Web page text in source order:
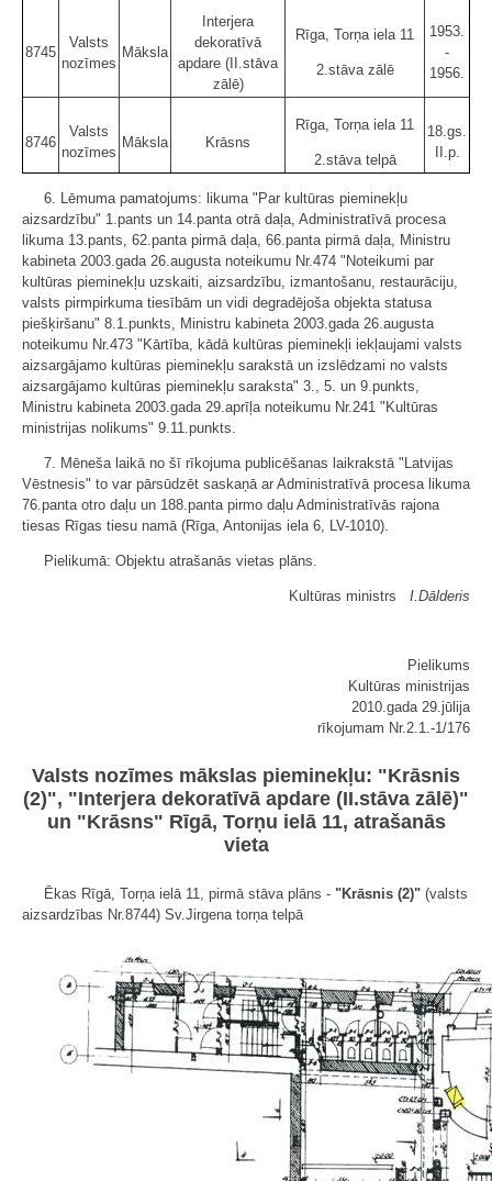
8745
Valsts
nozīmes
Māksla
Interjera
dekoratīvā
apdare (II.stāva
zālē)
Rīga, Torņa iela 11
2.stāva zālē
1953.
-
1956.
8746
Valsts
nozīmes
Māksla Krāsns
Rīga, Torņa iela 11
2.stāva telpā
18.gs.
II.p.
6. Lēmuma pamatojums: likuma "Par kultūras pieminekļu
aizsardzību" 1.pants un 14.panta otrā daļa, Administratīvā procesa
likuma 13.pants, 62.panta pirmā daļa, 66.panta pirmā daļa, Ministru
kabineta 2003.gada 26.augusta noteikumu Nr.474 "Noteikumi par
kultūras pieminekļu uzskaiti, aizsardzību, izmantošanu, restaurāciju,
valsts pirmpirkuma tiesībām un vidi degradējoša objekta statusa
piešķiršanu" 8.1.punkts, Ministru kabineta 2003.gada 26.augusta
noteikumu Nr.473 "Kārtība, kādā kultūras pieminekļi iekļaujami valsts
aizsargājamo kultūras pieminekļu sarakstā un izslēdzami no valsts
aizsargājamo kultūras pieminekļu saraksta" 3., 5. un 9.punkts,
Ministru kabineta 2003.gada 29.aprīļa noteikumu Nr.241 "Kultūras
ministrijas nolikums" 9.11.punkts.
7. Mēneša laikā no šī rīkojuma publicēšanas laikrakstā "Latvijas
Vēstnesis" to var pārsūdzēt saskaņā ar Administratīvā procesa likuma
76.panta otro daļu un 188.panta pirmo daļu Administratīvās rajona
tiesas Rīgas tiesu namā (Rīga, Antonijas iela 6, LV-1010).
Pielikumā: Objektu atrašanās vietas plāns.
Kultūras ministrs I.Dālderis
Pielikums
Kultūras ministrijas
2010.gada 29.jūlija
rīkojumam Nr.2.1.-1/176
Valsts nozīmes mākslas pieminekļu: "Krāsnis
(2)", "Interjera dekoratīvā apdare (II.stāva zālē)"
un "Krāsns" Rīgā, Torņu ielā 11, atrašanās
vieta
Ēkas Rīgā, Torņa ielā 11, pirmā stāva plāns - "Krāsnis (2)" (valsts
aizsardzības Nr.8744) Sv.Jirgena torņa telpā